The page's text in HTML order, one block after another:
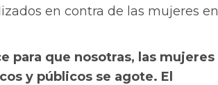
en contra de las mujeres en
para que nosotras, las mujeres
y públicos se agote. El